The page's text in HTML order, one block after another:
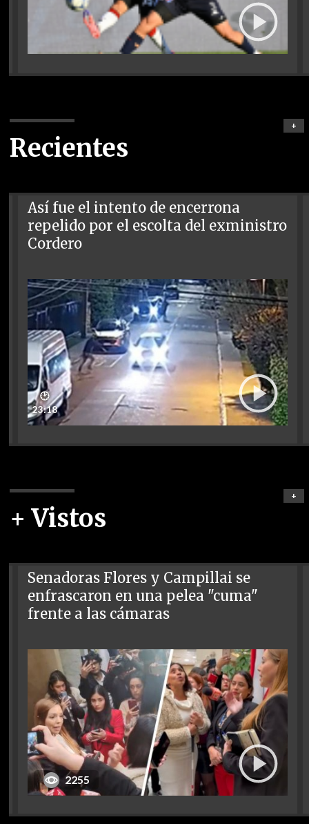
Recientes
+
Así fue el intento de encerrona
repelido por el escolta del exministro
Cordero
🕑
23:18
+ Vistos
+
Senadoras Flores y Campillai se
enfrascaron en una pelea "cuma"
frente a las cámaras
2255